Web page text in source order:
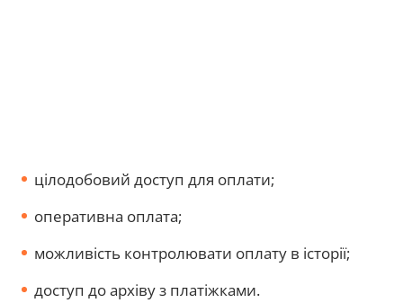
цілодобовий доступ для оплати;
оперативна оплата;
можливість контролювати оплату в історії;
доступ до архіву з платіжками.